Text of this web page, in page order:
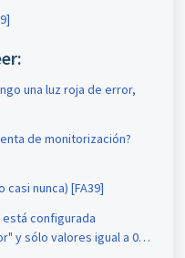
una luz roja de error,
de monitorización?
nunca) [FA39]
está configurada
y sólo valores igual a 0